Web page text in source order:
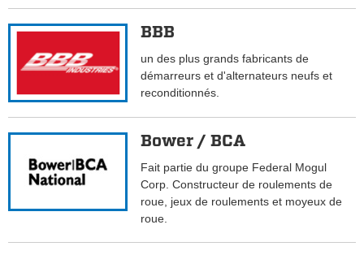
BBB
un des plus grands fabricants de
démarreurs et d'alternateurs neufs et
reconditionnés.
Bower / BCA
Fait partie du groupe Federal Mogul
Corp. Constructeur de roulements de
roue, jeux de roulements et moyeux de
roue.